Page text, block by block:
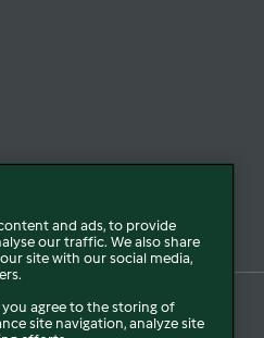
Política de privacidad
and ads, to provide
our traffic. We also share
site with our social media,
you agree to the storing of
site navigation, analyze site